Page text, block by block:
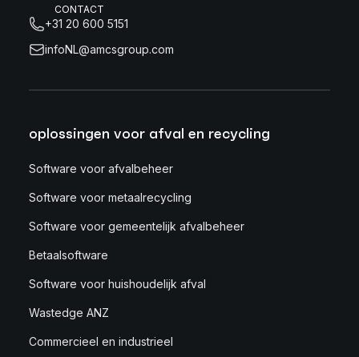
CONTACT
+31 20 600 5151
infoNL@amcsgroup.com
oplossingen voor afval en recycling
Software voor afvalbeheer
Software voor metaalrecycling
Software voor gemeentelijk afvalbeheer
Betaalsoftware
Software voor huishoudelijk afval
Wastedge ANZ
Commercieel en industrieel